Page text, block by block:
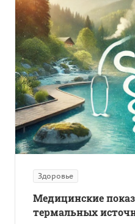
Здоровье
Медицинские
термальных